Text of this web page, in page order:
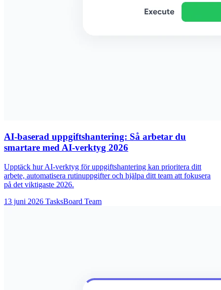
AI-baserad uppgiftshantering: Så arbetar du
smartare med AI-verktyg 2026
Upptäck hur AI-verktyg för uppgiftshantering kan prioritera ditt
arbete, automatisera rutinuppgifter och hjälpa ditt team att fokusera
på det viktigaste 2026.
13 juni 2026 TasksBoard Team